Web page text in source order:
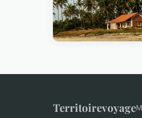
Territoirevoyage